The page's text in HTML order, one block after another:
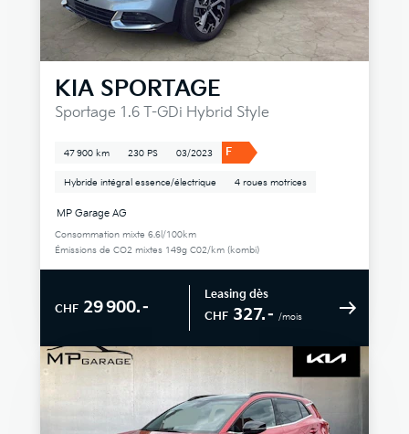
KIA SPORTAGE
Sportage 1.6 T-GDi Hybrid Style
47 900 km 230 PS 03/2023 F
Hybride intégral essence/électrique 4 roues motrices
MP Garage AG
Consommation mixte 6.6l/100km
Émissions de CO2 mixtes 149g C02/km (kombi)
CHF 29 900.–
Leasing dès
CHF 327.– /mois